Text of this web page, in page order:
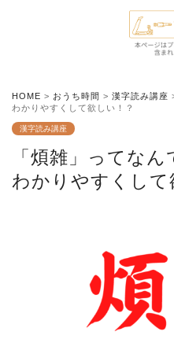
HOME > おうち時間 > 漢字読み講座
わかりやすくして欲しい！？
漢字読み講座
「煩雑」ってな
わかりやすくして